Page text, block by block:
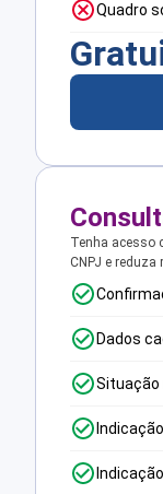
Quadro
Tenha acesso
CNPJ e
Dados
Situação